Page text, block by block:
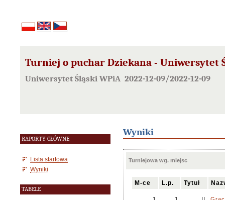
Turniej o puchar Dziekana - Uniwersytet
Uniwersytet Śląski WPiA 2022-12-09/2022-12-09
RAPORTY GŁÓWNE
Lista startowa
Wyniki
TABELE
Wyniki
Turniejowa wg. miejsc
M-ce L.p. Tytuł